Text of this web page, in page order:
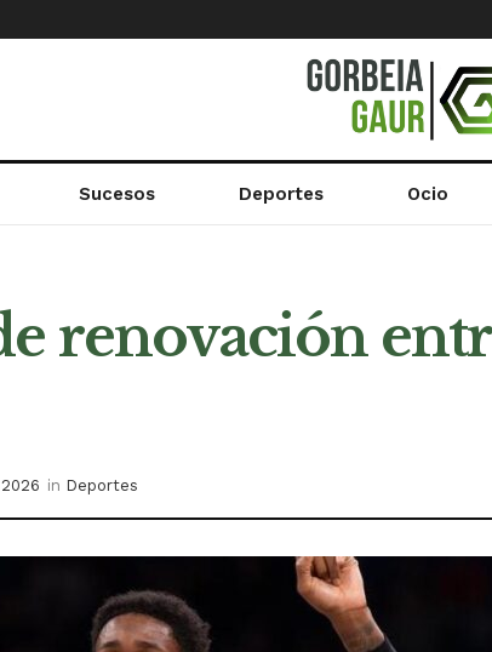
Sucesos Deportes Ocio
renovación
in Deportes